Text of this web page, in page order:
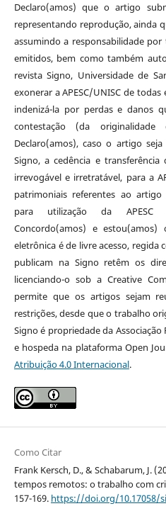
Declaro(amos) que o artigo
representando reprodução, ainda
assumindo a responsabilidade
emitidos, bem como também
revista Signo, Universidade de
exonerar a APESC/UNISC de
indenizá-la por perdas e danos
contestação (da
Declaro(amos), caso o artigo
Signo, a cedência e
irrevogável e irretratável, para a
patrimoniais referentes ao artigo
para utilização da APESC
Concordo(amos) e
eletrônica é de livre acesso, regida
publicam na Signo retêm os
licenciando-o sob a Creative
permite que os artigos sejam
restrições, desde que o trabalho
Signo é propriedade da Associação
e hospeda na plataforma Open
Atribuição 4.0 Internacional.
Como Citar
Frank Kersch, D., & Schabarum, J.
tempos remotos: o trabalho com
157-169. https://doi.org/10.17058/